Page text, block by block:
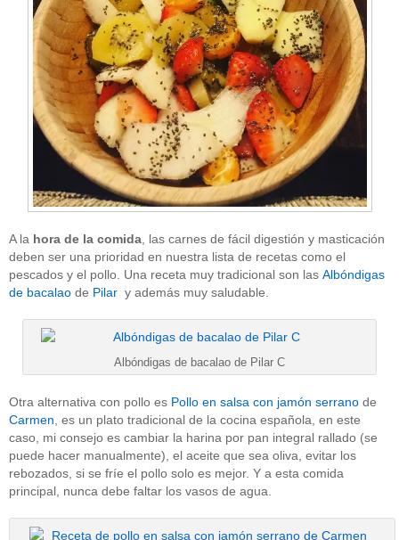
A la hora de la comida , las carnes de fácil digestión y masticación
deben ser una prioridad en nuestra lista de recetas como el
pescados y el pollo. Una receta muy tradicional son las Albóndigas
de bacalao de Pilar y además muy saludable.
Albóndigas de bacalao de Pilar C
Otra alternativa con pollo es Pollo en salsa con jamón serrano de
Carmen , es un plato tradicional de la cocina española, en este
caso, mi consejo es cambiar la harina por pan integral rallado (se
puede hacer manualmente), el aceite que sea oliva, evitar los
rebozados, si se fríe el pollo solo es mejor. Y a esta comida
principal, nunca debe faltar los vasos de agua.